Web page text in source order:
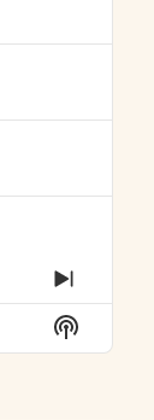
NEXT
Show
Podcast